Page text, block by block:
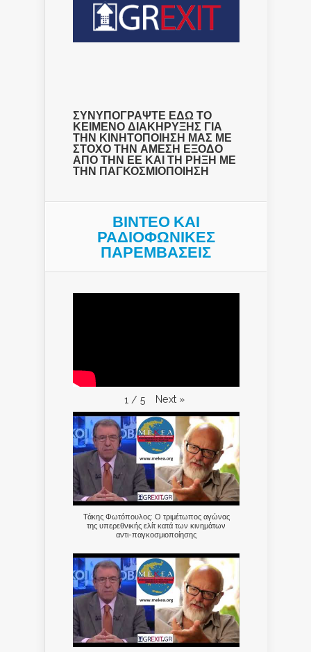
ΣΥΝΥΠΟΓΡΑΨΤΕ ΕΔΩ ΤΟ
ΚΕΙΜΕΝΟ ΔΙΑΚΗΡΥΞΗΣ ΓΙΑ
ΤΗΝ ΚΙΝΗΤΟΠΟΙΗΣΗ ΜΑΣ ΜΕ
ΣΤΟΧΟ ΤΗΝ ΑΜΕΣΗ ΕΞΟΔΟ
ΑΠΟ ΤΗΝ ΕΕ ΚΑΙ ΤΗ ΡΗΞΗ ΜΕ
ΤΗΝ ΠΑΓΚΟΣΜΙΟΠΟΙΗΣΗ
ΒΙΝΤΕΟ ΚΑΙ
ΡΑΔΙΟΦΩΝΙΚΕΣ
ΠΑΡΕΜΒΑΣΕΙΣ
1 / 5 Next »
Τάκης Φωτόπουλος: Ο τριμέτωπος αγώνας
της υπερεθνικής ελίτ κατά των κινημάτων
αντι-παγκοσμιοποίησης